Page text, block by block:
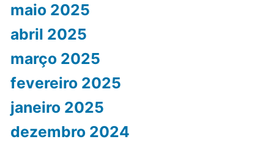
maio 2025
abril 2025
março 2025
fevereiro 2025
janeiro 2025
dezembro 2024